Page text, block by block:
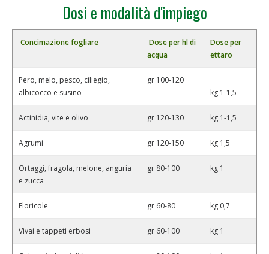
Dosi e modalità d'impiego
Concimazione fogliare
Dose per hl di
acqua
Dose per
ettaro
Pero, melo, pesco, ciliegio,
albicocco e susino
gr 100-120
kg 1-1,5
Actinidia, vite e olivo gr 120-130 kg 1-1,5
Agrumi gr 120-150 kg 1,5
Ortaggi, fragola, melone, anguria
e zucca
gr 80-100 kg 1
Floricole gr 60-80 kg 0,7
Vivai e tappeti erbosi gr 60-100 kg 1